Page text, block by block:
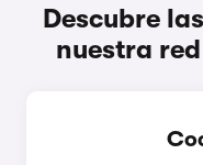
Descubre
nuestra